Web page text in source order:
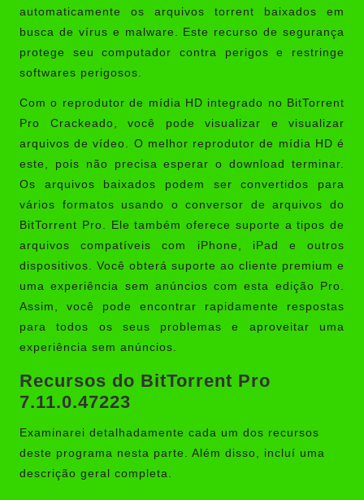
automaticamente os arquivos torrent baixados em
busca de vírus e malware. Este recurso de segurança
protege seu computador contra perigos e restringe
softwares perigosos.
Com o reprodutor de mídia HD integrado no BitTorrent
Pro Crackeado, você pode visualizar e visualizar
arquivos de vídeo. O melhor reprodutor de mídia HD é
este, pois não precisa esperar o download terminar.
Os arquivos baixados podem ser convertidos para
vários formatos usando o conversor de arquivos do
BitTorrent Pro. Ele também oferece suporte a tipos de
arquivos compatíveis com iPhone, iPad e outros
dispositivos. Você obterá suporte ao cliente premium e
uma experiência sem anúncios com esta edição Pro.
Assim, você pode encontrar rapidamente respostas
para todos os seus problemas e aproveitar uma
experiência sem anúncios.
Recursos do BitTorrent Pro
7.11.0.47223
Examinarei detalhadamente cada um dos recursos
deste programa nesta parte. Além disso, incluí uma
descrição geral completa.